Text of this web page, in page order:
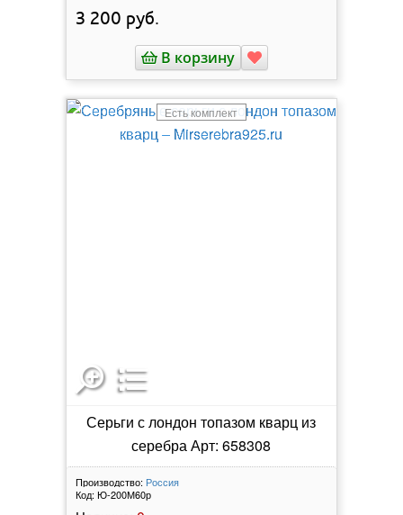
3 200 руб.
В корзину
Есть комплект
Серьги с лондон топазом кварц из
серебра Арт: 658308
Производство: Россия
Код: Ю-200М60р